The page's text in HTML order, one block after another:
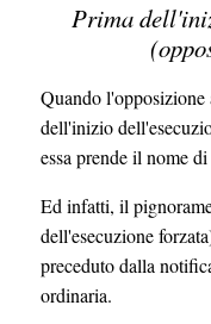
Prima
Quando l'opposizione
dell'inizio
essa prende il nome
Ed infatti, il
dell'esecuzione
preceduto dalla
ordinaria.